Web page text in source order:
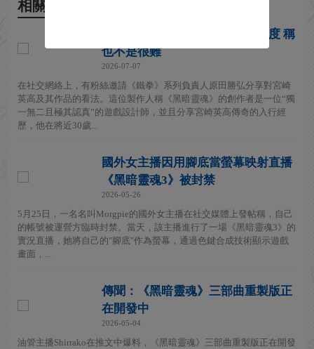
相關新聞
《鐵拳》總監評《黑暗靈魂》難度 稱
也不是很難
2026-07-07
在社交網絡上，有粉絲邀請《鐵拳》系列負責人原田勝弘分享對宮崎
英高及其作品的看法。這位製作人稱《黑暗靈魂》的創作者是一位“獨
一無二且極其認真”的遊戲設計師，並且分享宮崎英高傳奇的入行經
歷，他在將近30歲...
國外女主播因用腳底當螢幕映射直播
《黑暗靈魂3》被封禁
2026-05-26
5月25日，一名名叫Morgpie的國外女主播在社交媒體上發帖稱，自己
的帳號被運營方臨時封禁。當天，該主播進行了一場《黑暗靈魂3》的
實況直播，她將自己的"腳底"作為螢幕，通過色鍵合成技術顯示遊戲
畫面，...
傳聞：《黑暗靈魂》三部曲重製版正
在開發中
2026-05-04
油管主播Shirrako在推文中爆料，《黑暗靈魂》三部曲重製版正在開發